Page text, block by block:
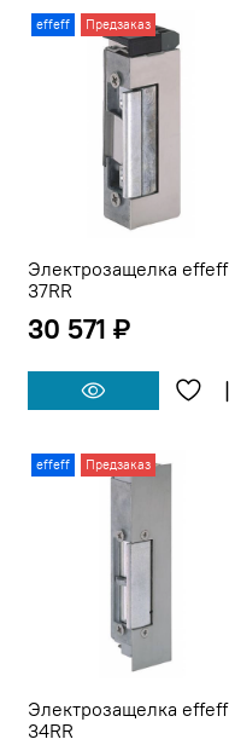
effeff Предзаказ
Электрозащелка effeff
37RR
30 571 ₽
effeff Предзаказ
Электрозащелка effeff
34RR